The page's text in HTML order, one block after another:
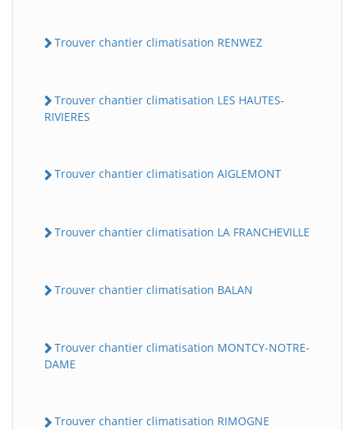
Trouver chantier climatisation RENWEZ
Trouver chantier climatisation LES HAUTES-
RIVIERES
Trouver chantier climatisation AIGLEMONT
Trouver chantier climatisation LA FRANCHEVILLE
Trouver chantier climatisation BALAN
Trouver chantier climatisation MONTCY-NOTRE-
DAME
Trouver chantier climatisation RIMOGNE